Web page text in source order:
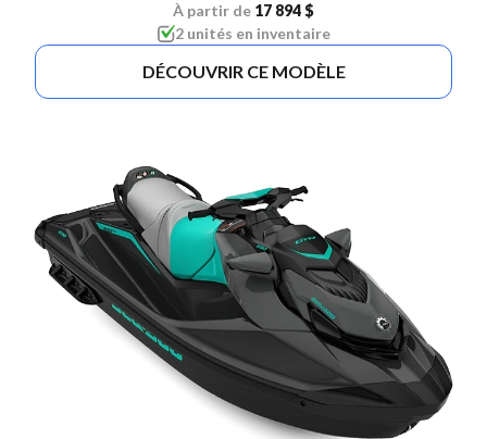
À partir de 17 894 $
2 unités en inventaire
DÉCOUVRIR CE MODÈLE